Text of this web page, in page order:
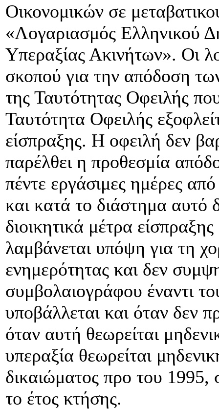
Οικονομικών σε
«Λογαριασμός Ελληνικού
Υπεραξίας Ακινήτων». Οι
σκοπού για την απόδοση
της Ταυτότητας Οφειλής
Ταυτότητα Οφειλής
είσπραξης. Η οφειλή δεν
παρέλθει η προθεσμία
πέντε εργάσιμες ημέρες
και κατά το διάστημα αυτό
διοικητικά μέτρα
λαμβάνεται υπόψη για τη
ενημερότητας και δεν
συμβολαιογράφου έναντι
υποβάλλεται και όταν δεν
όταν αυτή θεωρείται
υπεραξία θεωρείται
δικαιώματος προ του
το έτος κτήσης.